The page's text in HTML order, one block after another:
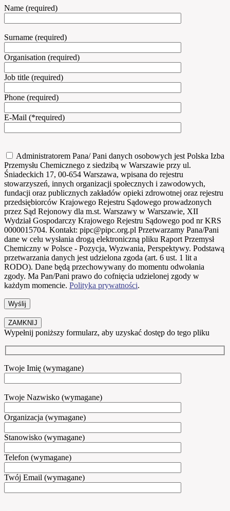
Name (required)
Surname (required)
Organisation (required)
Job title (required)
Phone (required)
E-Mail (*required)
Administratorem Pana/ Pani danych osobowych jest Polska Izba
Przemysłu Chemicznego z siedzibą w Warszawie przy ul.
Śniadeckich 17, 00-654 Warszawa, wpisana do rejestru
stowarzyszeń, innych organizacji społecznych i zawodowych,
fundacji oraz publicznych zakładów opieki zdrowotnej oraz rejestru
przedsiębiorców Krajowego Rejestru Sądowego prowadzonych
przez Sąd Rejonowy dla m.st. Warszawy w Warszawie, XII
Wydział Gospodarczy Krajowego Rejestru Sądowego pod nr KRS
0000015704. Kontakt: pipc@pipc.org.pl Przetwarzamy Pana/Pani
dane w celu wysłania drogą elektroniczną pliku Raport Przemysł
Chemiczny w Polsce - Pozycja, Wyzwania, Perspektywy. Podstawą
przetwarzania danych jest udzielona zgoda (art. 6 ust. 1 lit a
RODO). Dane będą przechowywany do momentu odwołania
zgody. Ma Pan/Pani prawo do cofnięcia udzielonej zgody w
każdym momencie. Polityka prywatności.
ZAMKNIJ
Wypełnij poniższy formularz, aby uzyskać dostęp do tego pliku
Twoje Imię (wymagane)
Twoje Nazwisko (wymagane)
Organizacja (wymagane)
Stanowisko (wymagane)
Telefon (wymagane)
Twój Email (wymagane)